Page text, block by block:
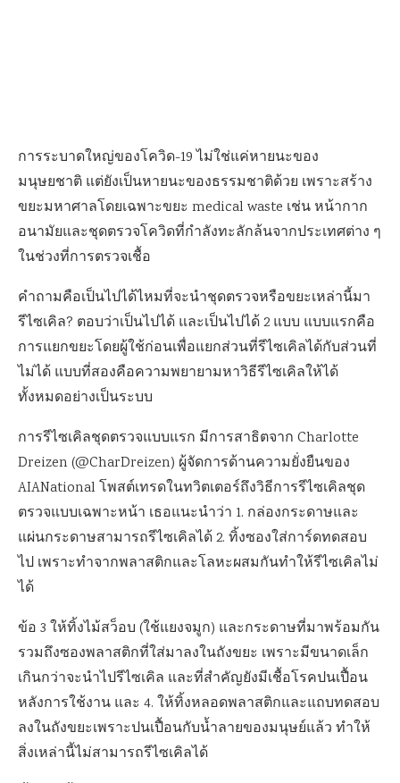
การระบาดใหญ่ของโควิด-19 ไม่ใช่แค่หายนะของ
มนุษยชาติ แต่ยังเป็นหายนะของธรรมชาติด้วย เพราะสร้าง
ขยะมหาศาลโดยเฉพาะขยะ medical waste เช่น หน้ากาก
อนามัยและชุดตรวจโควิดที่กำลังทะลักล้นจากประเทศต่าง ๆ
ในช่วงที่การตรวจเชื้อ
คำถามคือเป็นไปได้ไหมที่จะนำชุดตรวจหรือขยะเหล่านี้มา
รีไซเคิล? ตอบว่าเป็นไปได้ และเป็นไปได้ 2 แบบ แบบแรกคือ
การแยกขยะโดยผู้ใช้ก่อนเพื่อแยกส่วนที่รีไซเคิลได้กับส่วนที่
ไม่ได้ แบบที่สองคือความพยายามหาวิธีรีไซเคิลให้ได้
ทั้งหมดอย่างเป็นระบบ
การรีไซเคิลชุดตรวจแบบแรก มีการสาธิตจาก Charlotte
Dreizen (@CharDreizen) ผู้จัดการด้านความยั่งยืนของ
AIANational โพสต์เทรดในทวิตเตอร์ถึงวิธีการรีไซเคิลชุด
ตรวจแบบเฉพาะหน้า เธอแนะนำว่า 1. กล่องกระดาษและ
แผ่นกระดาษสามารถรีไซเคิลได้ 2. ทิ้งซองใส่การ์ดทดสอบ
ไป เพราะทำจากพลาสติกและโลหะผสมกันทำให้รีไซเคิลไม่
ได้
ข้อ 3 ให้ทิ้งไม้สว็อบ (ใช้แยงจมูก) และกระดาษที่มาพร้อมกัน
รวมถึงซองพลาสติกที่ใส่มาลงในถังขยะ เพราะมีขนาดเล็ก
เกินกว่าจะนำไปรีไซเคิล และที่สำคัญยังมีเชื้อโรคปนเปื้อน
หลังการใช้งาน และ 4. ให้ทิ้งหลอดพลาสติกและแถบทดสอบ
ลงในถังขยะเพราะปนเปื้อนกับน้ำลายของมนุษย์แล้ว ทำให้
สิ่งเหล่านี้ไม่สามารถรีไซเคิลได้